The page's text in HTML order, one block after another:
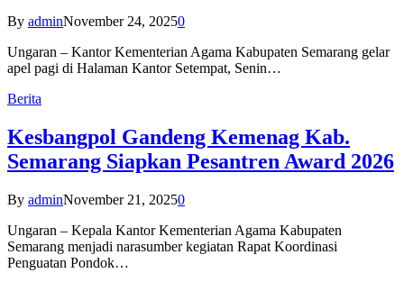
By adminNovember 24, 20250
Ungaran – Kantor Kementerian Agama Kabupaten Semarang gelar
apel pagi di Halaman Kantor Setempat, Senin…
Berita
Kesbangpol Gandeng Kemenag Kab.
Semarang Siapkan Pesantren Award 2026
By adminNovember 21, 20250
Ungaran – Kepala Kantor Kementerian Agama Kabupaten
Semarang menjadi narasumber kegiatan Rapat Koordinasi
Penguatan Pondok…